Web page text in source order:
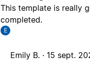
This template is really
completed.
E
Emily B. · 15 sept.